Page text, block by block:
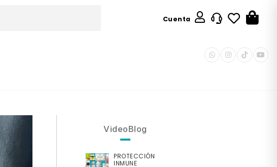
Cuenta
VideoBlog
PROTECCIÓN
INMUNE